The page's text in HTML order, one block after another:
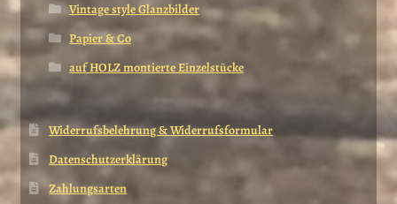
Vintage style Glanzbilder
Papier & Co
auf HOLZ montierte Einzelstücke
Widerrufsbelehrung & Widerrufsformular
Datenschutzerklärung
Zahlungsarten